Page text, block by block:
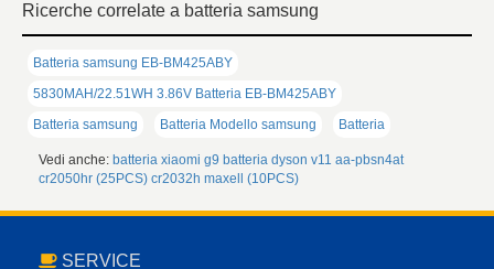
Ricerche correlate a batteria samsung
Batteria samsung EB-BM425ABY
5830MAH/22.51WH 3.86V Batteria EB-BM425ABY
Batteria samsung
Batteria Modello samsung Batteria
Vedi anche: batteria xiaomi g9 batteria dyson v11 aa-pbsn4at
cr2050hr (25PCS) cr2032h maxell (10PCS)
SERVICE